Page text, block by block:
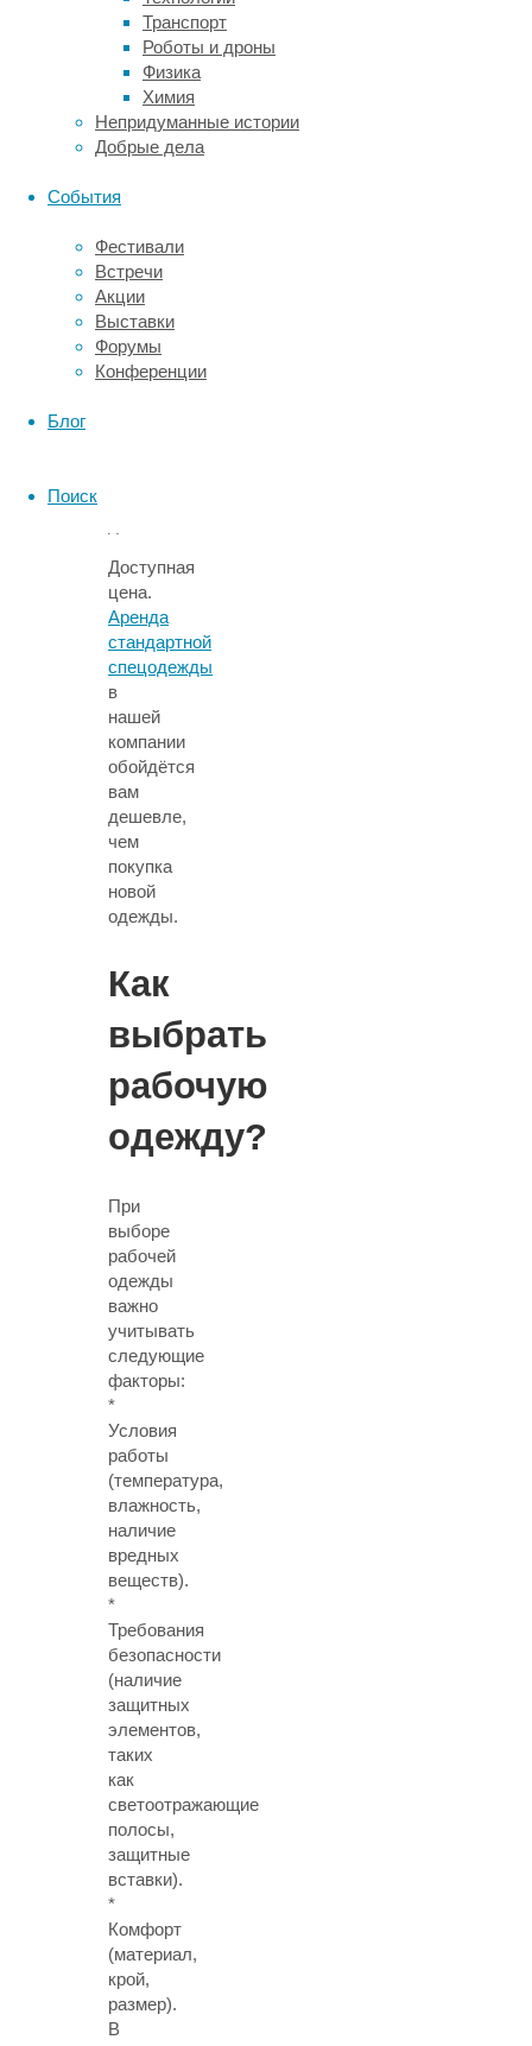
Транспорт
Роботы и дроны
Физика
Химия
Непридуманные истории
Добрые дела
События
Фестивали
Встречи
Акции
Выставки
Форумы
Конференции
Блог
Поиск
во
время
работы.
Удобство.
Мы
учитываем
особенности
и
предлагаем
рабочую
одежду,
которая
соответствует
Доступная
цена.
Аренда
стандартной
спецодежды
в
нашей
компании
обойдётся
вам
дешевле,
чем
покупка
новой
одежды.
Как
выбрать
рабочую
одежду?
При
выборе
рабочей
одежды
важно
учитывать
следующие
факторы:
*
Условия
работы
(температура,
влажность,
наличие
вредных
веществ).
*
Требования
безопасности
(наличие
защитных
элементов,
таких
как
светоотражающие
полосы,
защитные
вставки).
*
Комфорт
(материал,
крой,
размер).
В